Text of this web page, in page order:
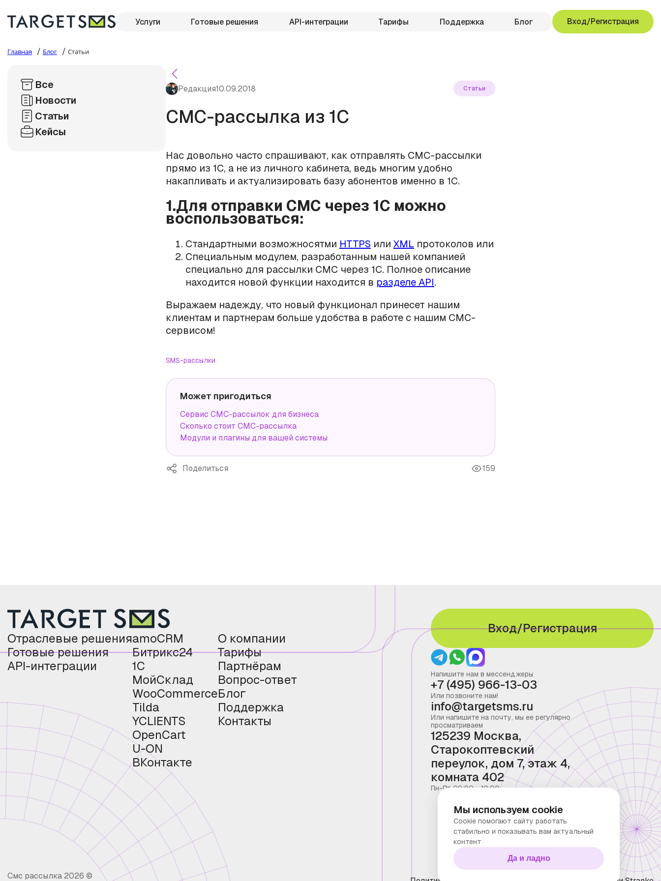
Услуги Готовые решения API-интеграции Тарифы Поддержка Блог Вход/Регистрация
Главная / Блог / Статьи
Все
Новости
Статьи
Кейсы
Редакция10.09.2018 Статьи
СМС-рассылка из 1С
Нас довольно часто спрашивают, как отправлять СМС-рассылки
прямо из 1С, а не из личного кабинета, ведь многим удобно
накапливать и актуализировать базу абонентов именно в 1С.
1.Для отправки СМС через 1С можно
воспользоваться:
Стандартными возможносятми HTTPS или XML протоколов или
Специальным модулем, разработанным нашей компанией
специально для рассылки СМС через 1С. Полное описание
находится новой функции находится в разделе API.
Выражаем надежду, что новый функционал принесет нашим
клиентам и партнерам больше удобства в работе с нашим СМС-
сервисом!
SMS-рассылки
Может пригодиться
Сервис СМС-рассылок для бизнеса
Сколько стоит СМС-рассылка
Модули и плагины для вашей системы
Поделиться 159
Отраслевые решения
Готовые решения
API-интеграции
amoCRM
Битрикс24
1С
МойСклад
WooCommerce
Tilda
YCLIENTS
OpenCart
U-ON
ВКонтакте
О компании
Тарифы
Партнёрам
Вопрос-ответ
Блог
Поддержка
Контакты
Вход/Регистрация
Напишите нам в мессенджеры
+7 (495) 966-13-03
Или позвоните нам!
info@targetsms.ru
Или напишите на почту, мы ее регулярно
просматриваем
125239 Москва,
Старокоптевский
переулок, дом 7, этаж 4,
комната 402
Пн-Пт 09:00 - 19:00
Смс рассылка 2026 ©
Мы используем cookie
Cookie помогают сайту работать
стабильно и показывать вам актуальный
контент
Да и ладно